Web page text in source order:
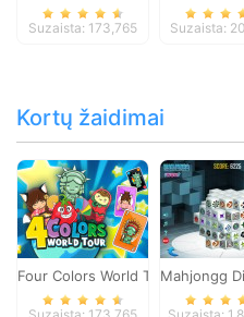
Suzaista: 173,765 Suzaista:
Kortų žaidimai
Four Colors World TourMahjongg